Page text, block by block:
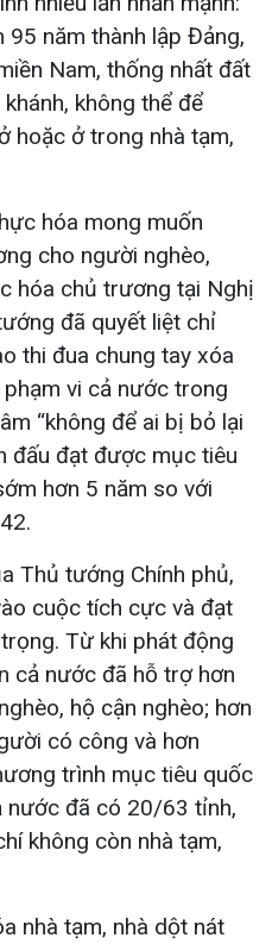
95 năm thành lập Đảng,
Nam, thống nhất đất
không thể để
hoặc ở trong nhà tạm,
hóa mong muốn
cho người nghèo,
hóa chủ trương tại Nghị
đã quyết liệt chỉ
thi đua chung tay xóa
vi cả nước trong
“không để ai bị bỏ lại
đấu đạt được mục tiêu
hơn 5 năm so với
Thủ tướng Chính phủ,
cuộc tích cực và đạt
Từ khi phát động
cả nước đã hỗ trợ hơn
hộ cận nghèo; hơn
có công và hơn
trình mục tiêu quốc
nước đã có 20/63 tỉnh,
không còn nhà tạm,
nhà tạm, nhà dột nát